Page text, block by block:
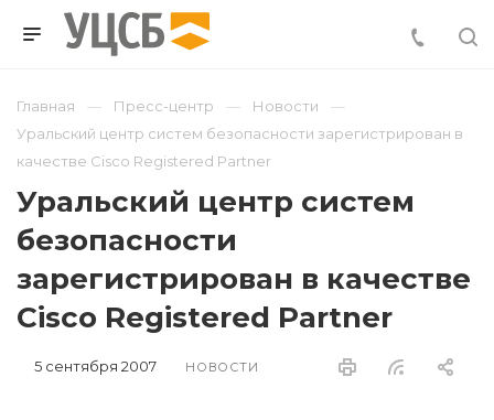
Главная Пресс-центр
Новости
Уральский центр систем безопасности зарегистрирован в
качестве Cisco Registered Partner
Уральский центр систем
безопасности
зарегистрирован в качестве
Cisco Registered Partner
5 сентября 2007 НОВОСТИ